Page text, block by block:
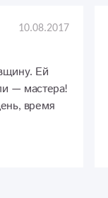
10.08.2017
Ей
— мастера!
время
для